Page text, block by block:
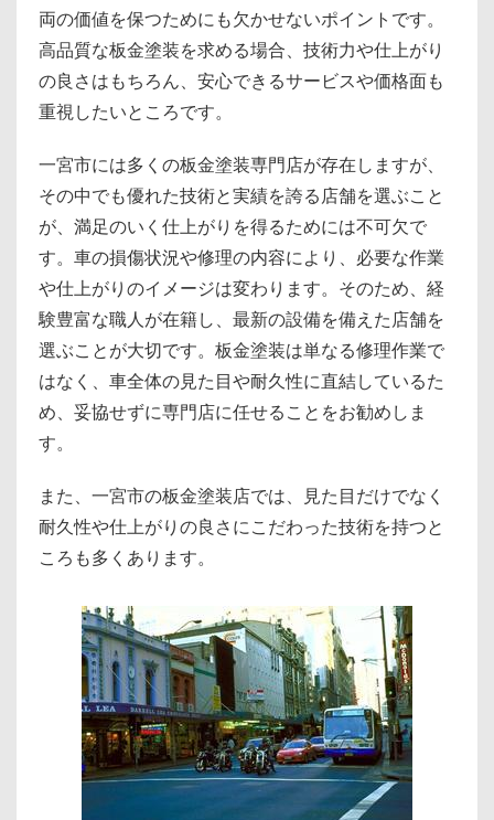
両の価値を保つためにも欠かせないポイントです。
高品質な板金塗装を求める場合、技術力や仕上がり
の良さはもちろん、安心できるサービスや価格面も
重視したいところです。
一宮市には多くの板金塗装専門店が存在しますが、
その中でも優れた技術と実績を誇る店舗を選ぶこと
が、満足のいく仕上がりを得るためには不可欠で
す。車の損傷状況や修理の内容により、必要な作業
や仕上がりのイメージは変わります。そのため、経
験豊富な職人が在籍し、最新の設備を備えた店舗を
選ぶことが大切です。板金塗装は単なる修理作業で
はなく、車全体の見た目や耐久性に直結しているた
め、妥協せずに専門店に任せることをお勧めしま
す。
また、一宮市の板金塗装店では、見た目だけでなく
耐久性や仕上がりの良さにこだわった技術を持つと
ころも多くあります。